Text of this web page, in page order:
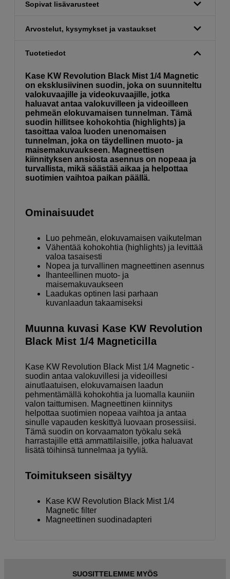
Sopivat lisävarusteet
Arvostelut, kysymykset ja vastaukset
Tuotetiedot
Kase KW Revolution Black Mist 1/4 Magnetic
on eksklusiivinen suodin, joka on suunniteltu
valokuvaajille ja videokuvaajille, jotka
haluavat antaa valokuvilleen ja videoilleen
pehmeän elokuvamaisen tunnelman. Tämä
suodin hillitsee kohokohtia (highlights) ja
tasoittaa valoa luoden unenomaisen
tunnelman, joka on täydellinen muoto- ja
maisemakuvaukseen. Magneettisen
kiinnityksen ansiosta asennus on nopeaa ja
turvallista, mikä säästää aikaa ja helpottaa
suotimien vaihtoa paikan päällä.
Ominaisuudet
Luo pehmeän, elokuvamaisen vaikutelman
Vähentää kohokohtia (highlights) ja levittää
valoa tasaisesti
Nopea ja turvallinen magneettinen asennus
Ihanteellinen muoto- ja
maisemakuvaukseen
Laadukas optinen lasi parhaan
kuvanlaadun takaamiseksi
Muunna kuvasi Kase KW Revolution
Black Mist 1/4 Magneticilla
Kase KW Revolution Black Mist 1/4 Magnetic -
suodin antaa valokuvillesi ja videoillesi
ainutlaatuisen, elokuvamaisen laadun
pehmentämällä kohokohtia ja luomalla kauniin
valon taittumisen. Magneettinen kiinnitys
helpottaa suotimien nopeaa vaihtoa ja antaa
sinulle vapauden keskittyä luovaan prosessiisi.
Tämä suodin on korvaamaton työkalu sekä
harrastajille että ammattilaisille, jotka haluavat
lisätä töihinsä tunnelmaa ja tyyliä.
Toimitukseen sisältyy
Kase KW Revolution Black Mist 1/4
Magnetic filter
Magneettinen suodinadapteri
SUOSITTELEMME MYÖS